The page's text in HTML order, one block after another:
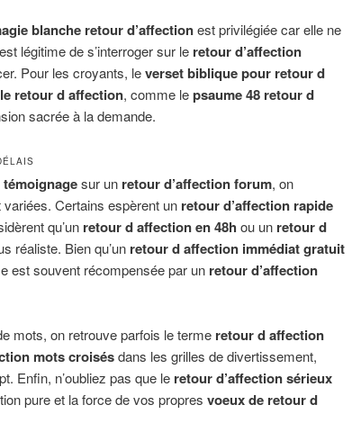
blanche retour d’affectionest privilégiée car elle ne
légitime de s’interroger sur le retour d’affection
Pour les croyants, leverset biblique pour retour d
retour d affection, comme lepsaume 48 retour d
sacrée à la demande.
sur un retour d’affection forum, on
Certains espèrent un retour d’affection rapide
qu’un retour d affection en 48h ou un retour d
réaliste. Bien qu’un retour d affection immédiat gratuit
est souvent récompensée par un retour d’affection
mots, on retrouve parfois le terme retour d affection
mots croisésdans les grilles de divertissement,
Enfin, n’oubliez pas que le retour d’affection sérieux
pure et la force de vos propres voeux de retour d